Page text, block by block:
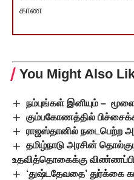
காண
You Might Also
நம்புங்கள் இனியும் –
கும்பகோணத்தில்
ராஜஸ்தானில் நடைபெற்ற
தமிழ்நாடு அரசின்
உதவித்தொகைக்கு
‘துஷ்டதேவதை’ துர்க்கை